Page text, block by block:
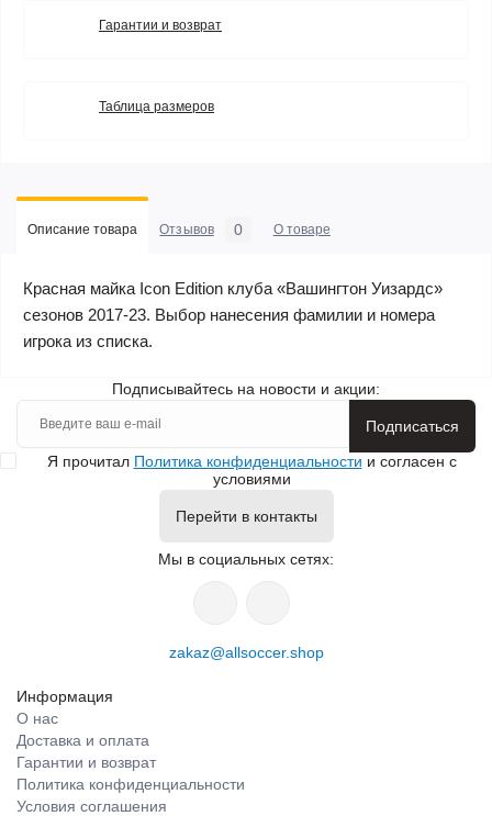
Гарантии и возврат
Таблица размеров
Описание товара Отзывов 0 О товаре
Красная майка Icon Edition клуба «Вашингтон Уизардс»
сезонов 2017-23. Выбор нанесения фамилии и номера
игрока из списка.
Подписывайтесь на новости и акции:
Подписаться
Я прочитал Политика конфиденциальности и согласен с
условиями
Перейти в контакты
Мы в социальных сетях:
zakaz@allsoccer.shop
Информация
О нас
Доставка и оплата
Гарантии и возврат
Политика конфиденциальности
Условия соглашения